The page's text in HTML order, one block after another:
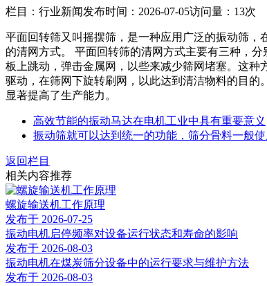
栏目：行业新闻发布时间：2026-07-05访问量：13次
平面回转筛又叫摇摆筛，是一种应用广泛的振动筛
的清网方式。 平面回转筛的清网方式主要有三种，
板上跳动，弹击金属网，以些来减少筛网堵塞。这
驱动，在筛网下旋转刷网，以此达到清洁物料的目的
显著提高了生产能力。
高效节能的振动马达在电机工业中具有重要意义
振动筛就可以达到统一的功能，筛分骨料一般
返回栏目
相关内容推荐
螺旋输送机工作原理
发布于 2026-07-25
振动电机启停频率对设备运行状态和寿命的影响
发布于 2026-08-03
振动电机在煤炭筛分设备中的运行要求与维护方法
发布于 2026-08-03